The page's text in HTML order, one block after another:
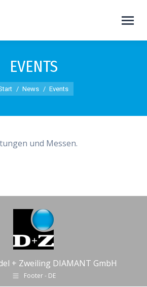
EVENTS
befinden sich hier:
News Events
und Messen.
+ Zweiling DIAMANT GmbH
Footer - DE